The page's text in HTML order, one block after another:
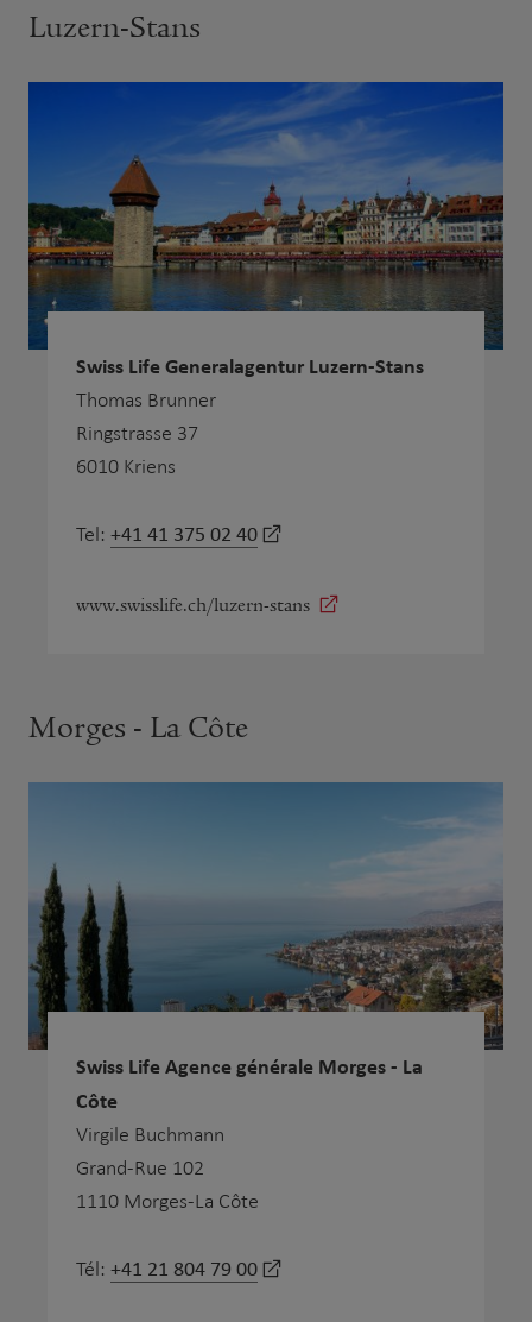
Luzern-Stans
Swiss Life Generalagentur Luzern-Stans
Thomas Brunner
Ringstrasse 37
6010 Kriens
Tel: +41 41 375 02 40
www.swisslife.ch/luzern-stans
Morges - La Côte
Swiss Life Agence générale Morges - La
Côte
Virgile Buchmann
Grand-Rue 102
1110 Morges-La Côte
Tél: +41 21 804 79 00